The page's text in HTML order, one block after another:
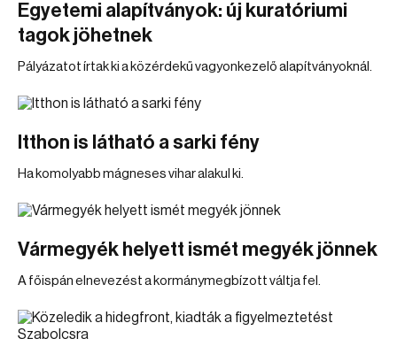
Egyetemi alapítványok: új kuratóriumi
tagok jöhetnek
Pályázatot írtak ki a közérdekű vagyonkezelő alapítványoknál.
Itthon is látható a sarki fény
Ha komolyabb mágneses vihar alakul ki.
Vármegyék helyett ismét megyék jönnek
A főispán elnevezést a kormánymegbízott váltja fel.